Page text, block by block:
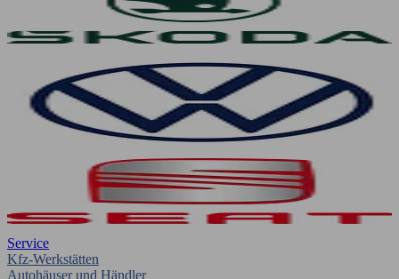
Service
Kfz-Werkstätten
Autohäuser und Händler